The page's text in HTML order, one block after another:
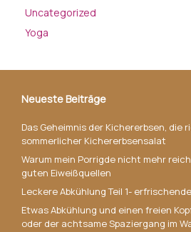
Uncategorized
Yoga
Neueste Beiträge
Das Geheimnis der Kichererbsen, die
sommerlicher Kichererbsensalat
Warum mein Porrigde nicht mehr
guten Eiweißquellen
Leckere Abkühlung Teil 1-
Etwas Abkühlung und einen freien
oder der achtsame Spaziergang im